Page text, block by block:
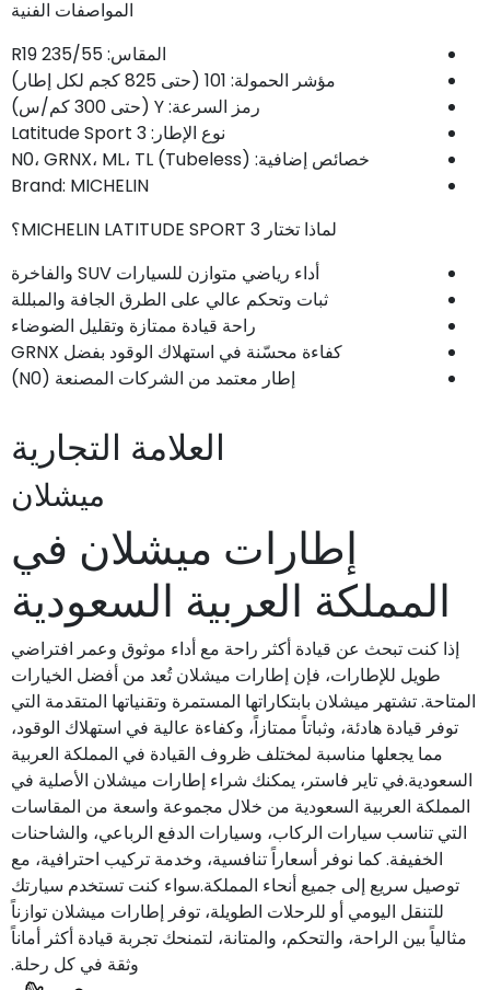
المواصفات الفنية
المقاس: 235/55 R19
مؤشر الحمولة: 101 (حتى 825 كجم لكل إطار)
رمز السرعة: Y (حتى 300 كم/س)
نوع الإطار: Latitude Sport 3
خصائص إضافية: N0، GRNX، ML، TL (Tubeless)
Brand: MICHELIN
لماذا تختار MICHELIN LATITUDE SPORT 3؟
أداء رياضي متوازن للسيارات SUV والفاخرة
ثبات وتحكم عالي على الطرق الجافة والمبللة
راحة قيادة ممتازة وتقليل الضوضاء
كفاءة محسّنة في استهلاك الوقود بفضل GRNX
إطار معتمد من الشركات المصنعة (N0)
العلامة التجارية
ميشلان
إطارات ميشلان في
المملكة العربية السعودية
إذا كنت تبحث عن قيادة أكثر راحة مع أداء موثوق وعمر افتراضي
طويل للإطارات، فإن إطارات ميشلان تُعد من أفضل الخيارات
المتاحة. تشتهر ميشلان بابتكاراتها المستمرة وتقنياتها المتقدمة التي
توفر قيادة هادئة، وثباتاً ممتازاً، وكفاءة عالية في استهلاك الوقود،
مما يجعلها مناسبة لمختلف ظروف القيادة في المملكة العربية
السعودية.في تاير فاستر، يمكنك شراء إطارات ميشلان الأصلية في
المملكة العربية السعودية من خلال مجموعة واسعة من المقاسات
التي تناسب سيارات الركاب، وسيارات الدفع الرباعي، والشاحنات
الخفيفة. كما نوفر أسعاراً تنافسية، وخدمة تركيب احترافية، مع
توصيل سريع إلى جميع أنحاء المملكة.سواء كنت تستخدم سيارتك
للتنقل اليومي أو للرحلات الطويلة، توفر إطارات ميشلان توازناً
مثالياً بين الراحة، والتحكم، والمتانة، لتمنحك تجربة قيادة أكثر أماناً
وثقة في كل رحلة.